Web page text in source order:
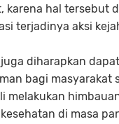
karena hal tersebut
terjadinya aksi
diharapkan
bagi masyarakat
melakukan
di masa